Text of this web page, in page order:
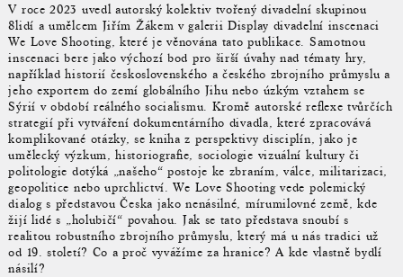
V roce 2023 uvedl autorský kolektiv tvořený divadelní skupinou
8lidí a umělcem Jiřím Žákem v galerii Display divadelní inscenaci
We Love Shooting, které je věnována tato publikace. Samotnou
inscenaci bere jako výchozí bod pro širší úvahy nad tématy hry,
například historií československého a českého zbrojního průmyslu a
jeho exportem do zemí globálního Jihu nebo úzkým vztahem se
Sýrií v období reálného socialismu. Kromě autorské reflexe tvůrčích
strategií při vytváření dokumentárního divadla, které zpracovává
komplikované otázky, se kniha z perspektivy disciplín, jako je
umělecký výzkum, historiografie, sociologie vizuální kultury či
politologie dotýká „našeho“ postoje ke zbraním, válce, militarizaci,
geopolitice nebo uprchlictví. We Love Shooting vede polemický
dialog s představou Česka jako nenásilné, mírumilovné země, kde
žijí lidé s „holubičí“ povahou. Jak se tato představa snoubí s
realitou robustního zbrojního průmyslu, který má u nás tradici už
od 19. století? Co a proč vyvážíme za hranice? A kde vlastně bydlí
násilí?